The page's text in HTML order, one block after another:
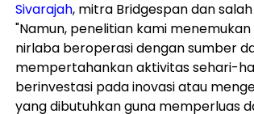
Sivarajah, mitra Bridgespan dan
"Namun, penelitian kami
nirlaba beroperasi dengan sumber
mempertahankan aktivitas sehari-
berinvestasi pada inovasi atau
yang dibutuhkan guna memperluas